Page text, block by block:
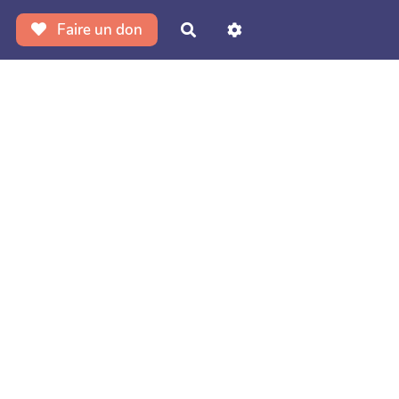
Faire un don Rechercher